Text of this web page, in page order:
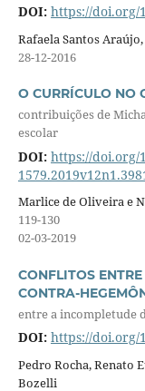
DOI: https://doi.org/
Rafaela Santos
28-12-2016
O CURRÍCULO NO
contribuições de
escolar
DOI: https://doi.org/
Marlice de Oliveira e
119-130
02-03-2019
CONFLITOS
CONTRA-
entre a incompletude
DOI: https://doi.org/
Pedro Rocha, Renato
Bozelli